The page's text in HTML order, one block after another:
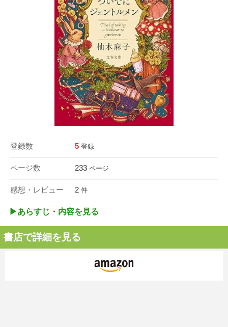
登録数 5 登録
ページ数 233 ページ
感想・レビュー 2 件
▶︎あらすじ・内容を見る
書店で詳細を見る